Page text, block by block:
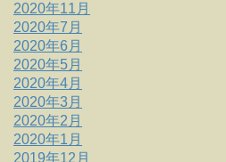
2020年11月
2020年7月
2020年6月
2020年5月
2020年4月
2020年3月
2020年2月
2020年1月
2019年12月